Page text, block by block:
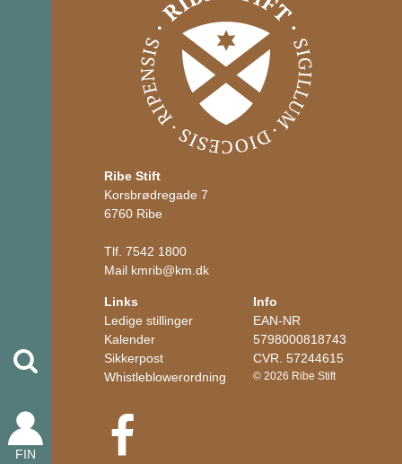
FIN
Ribe Stift
Korsbrødregade 7
6760 Ribe
Tlf.7542 1800
Mail kmrib@km.dk
Links
Ledige stillinger
Kalender
Sikkerpost
Whistleblowerordning
Info
EAN-NR
5798000818743
CVR. 57244615
© 2026 Ribe Stift